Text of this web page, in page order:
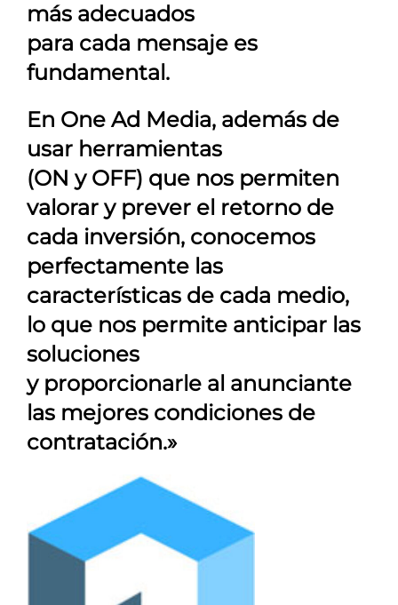
más adecuados
para cada mensaje es
fundamental.
En One Ad Media, además de
usar herramientas
(ON y OFF) que nos permiten
valorar y prever el retorno de
cada inversión, conocemos
perfectamente las
características de cada medio,
lo que nos permite anticipar las
soluciones
y proporcionarle al anunciante
las mejores condiciones de
contratación.»